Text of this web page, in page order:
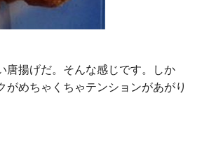
唐揚げだ。そんな感じです。しか
がめちゃくちゃテンションがあがり